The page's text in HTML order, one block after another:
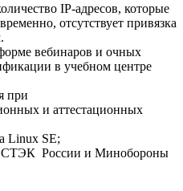
IP-адресов, которые
отсутствует привязка
вебинаров и очных
в учебном центре
при
и аттестационных
Linux SE;
России и Минобороны